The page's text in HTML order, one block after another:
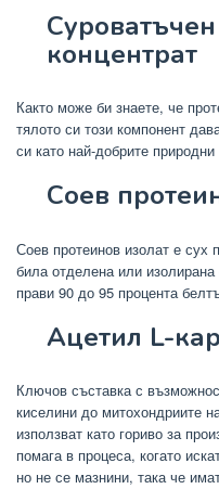
концентрат
Както може би знаете, че
тялото си този компонент
си като най-добрите природни
Соев
Соев протеинов изолат е сух
била отделена или
прави 90 до 95 процента
Ацетил L-
Ключов съставка с
киселини до митохондриите
използват като гориво за
помага в процеса, когато
но не се мазнини, така че